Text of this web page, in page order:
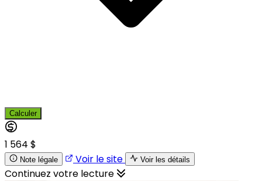
Calculer
1 564 $
Note légale Voir le site Voir les détails
Continuez votre lecture